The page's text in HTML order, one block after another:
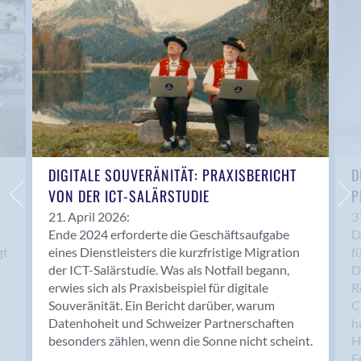
Anwil
Appenzell
Au SG
Baar
Baden
Balsthal
Balzers
Basel
Bassersdorf
Belp
Bendern
Benken (SG)
Bergdietikon
Berlin
Bern
Bern - Liebefeld
DIGITALE SOUVERÄNITÄT: PRAXISBERICHT
VON DER ICT-SALÄRSTUDIE
21. April 2026:
Ende 2024 erforderte die Geschäftsaufgabe
eines Dienstleisters die kurzfristige Migration
der ICT-Salärstudie. Was als Notfall begann,
erwies sich als Praxisbeispiel für digitale
Souveränität. Ein Bericht darüber, warum
Datenhoheit und Schweizer Partnerschaften
besonders zählen, wenn die Sonne nicht scheint.